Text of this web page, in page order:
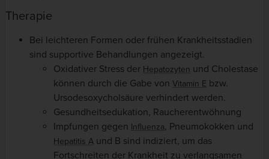
Therapie
Bei leichteren Formen oder frühen Krankheitsstadien
sind supportive Behandlungen angezeigt.
Oxidativer Stress der Hepatozyten und Cholestase
können durch die Gabe von Vitamin E bzw.
Ursodesoxycholsäure verhindert werden.
Gesundheitsedukation, Raucherentwöhnung
Impfungen gegen Influenza, Pneumokokken und
Hepatitis A und B sind indiziert, um das
Fortschreiten der Krankheit zu verlangsamen